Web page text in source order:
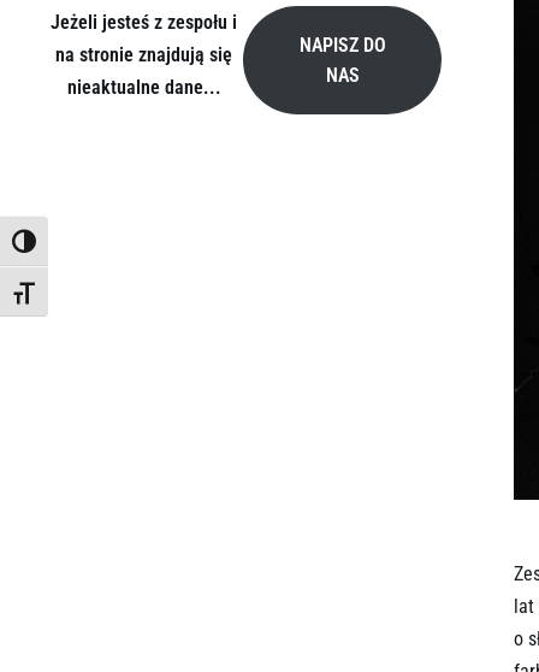
TOGGLE HIGH CONTRAST
TOGGLE FONT SIZE
Jeżeli jesteś z zespołu i
na stronie znajdują się
nieaktualne dane...
NAPISZ DO
NAS
lat
o